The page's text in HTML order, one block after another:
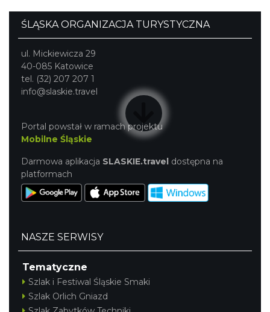
ŚLĄSKA ORGANIZACJA TURYSTYCZNA
ul. Mickiewicza 29
40-085 Katowice
tel. (32) 207 207 1
info@slaskie.travel
Portal powstał w ramach projektu
Mobilne Śląskie
Darmowa aplikacja SLASKIE.travel dostępna na
platformach
NASZE SERWISY
Tematyczne
Szlak i Festiwal Śląskie Smaki
Szlak Orlich Gniazd